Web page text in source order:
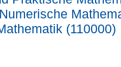
(110000)